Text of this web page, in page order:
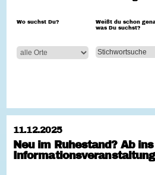
Zeig uns
Wettbewerb |
Wettbewerb | 80
Ausgezeichnete
Engagement-Lotsen
Crowdfunding -
Förderprogramme
Wo suchst Du?
Weißt du schon
was Du suchst?
11.12.2025
Neu im Ruhestand? Ab
Informationsveranstaltung